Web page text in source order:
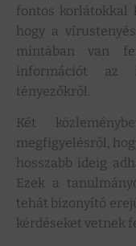
fontos korlátokkal
hogy a
mintában van
információt az
tényezőkről.
Két
megfigyelésről,
hosszabb ideig
Ezek a
tehát bizonyító
kérdéseket vetnek